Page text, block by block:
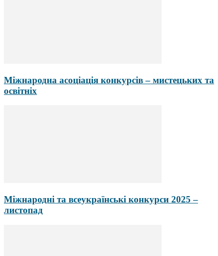
Міжнародна асоціація конкурсів – мистецьких та
освітніх
Міжнародні та всеукраїнські конкурси 2025 –
листопад